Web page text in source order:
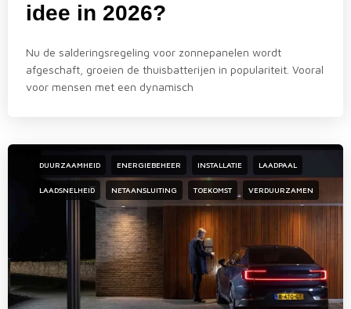
idee in 2026?
Nu de salderingsregeling voor zonnepanelen wordt
afgeschaft, groeien de thuisbatterijen in populariteit. Vooral
voor mensen met een dynamisch
DUURZAAMHEID ENERGIEBEHEER INSTALLATIE LAADPAAL
LAADSNELHEID NETAANSLUITING TOEKOMST VERDUURZAMEN